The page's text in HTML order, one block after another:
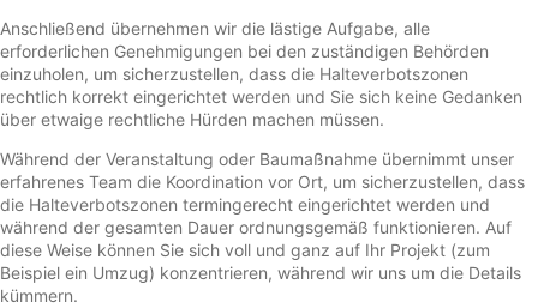
Anschließend übernehmen wir die lästige Aufgabe, alle
erforderlichen Genehmigungen bei den zuständigen Behörden
einzuholen, um sicherzustellen, dass die Halteverbotszonen
rechtlich korrekt eingerichtet werden und Sie sich keine Gedanken
über etwaige rechtliche Hürden machen müssen.
Während der Veranstaltung oder Baumaßnahme übernimmt unser
erfahrenes Team die Koordination vor Ort, um sicherzustellen, dass
die Halteverbotszonen termingerecht eingerichtet werden und
während der gesamten Dauer ordnungsgemäß funktionieren. Auf
diese Weise können Sie sich voll und ganz auf Ihr Projekt (zum
Beispiel ein Umzug) konzentrieren, während wir uns um die Details
kümmern.